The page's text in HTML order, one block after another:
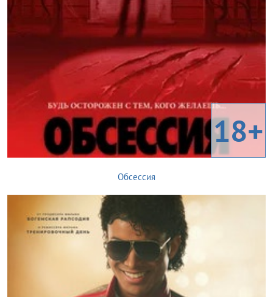
18+
Обсессия